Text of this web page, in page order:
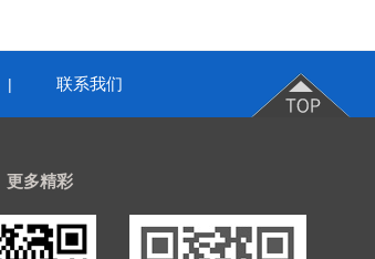
| 联系我们
更多精彩